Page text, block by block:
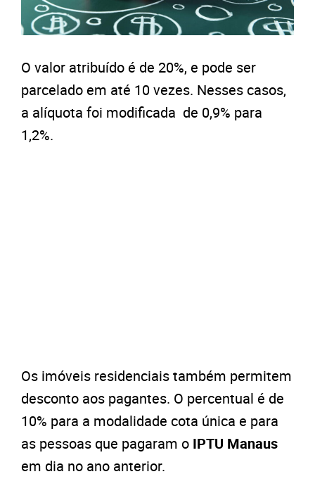
O valor atribuído é de 20%, e pode ser
parcelado em até 10 vezes. Nesses casos,
a alíquota foi modificada de 0,9% para
1,2%.
Os imóveis residenciais também permitem
desconto aos pagantes. O percentual é de
10% para a modalidade cota única e para
as pessoas que pagaram o IPTU Manaus
em dia no ano anterior.